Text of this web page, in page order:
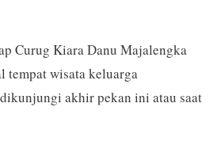
Curug Kiara Danu Majalengka
tempat wisata keluarga
akhir pekan ini atau saat